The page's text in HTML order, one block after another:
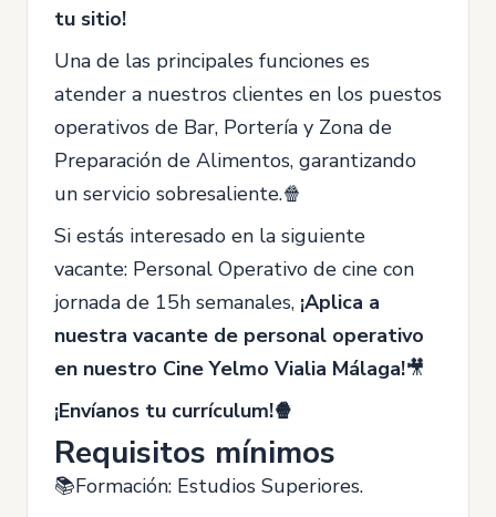
tu sitio!
Una de las principales funciones es
atender a nuestros clientes en los puestos
operativos de Bar, Portería y Zona de
Preparación de Alimentos, garantizando
un servicio sobresaliente.🍿
Si estás interesado en la siguiente
vacante: Personal Operativo de cine con
jornada de 15h semanales, ¡Aplica a
nuestra vacante de personal operativo
en nuestro Cine Yelmo Vialia Málaga!🎥
¡Envíanos tu currículum!🍿
Requisitos mínimos
📚Formación: Estudios Superiores.